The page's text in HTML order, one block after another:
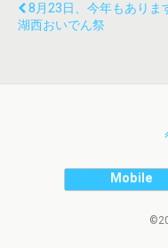
8月23日、今年もありま
湖西おいでん祭
Mobile